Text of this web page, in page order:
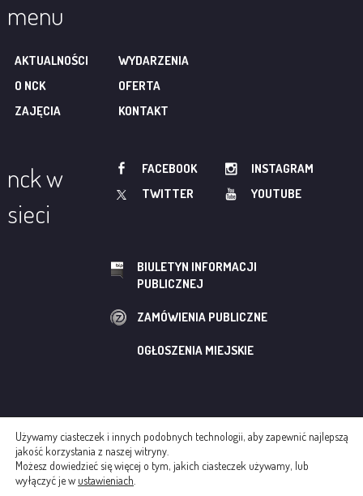
menu
AKTUALNOŚCI
WYDARZENIA
O NCK
OFERTA
ZAJĘCIA
KONTAKT
nck w
sieci
FACEBOOK
INSTAGRAM
TWITTER
YOUTUBE
BIULETYN INFORMACJI
PUBLICZNEJ
ZAMÓWIENIA PUBLICZNE
OGŁOSZENIA MIEJSKIE
© NOWOHUCKIE CENTRUM KULTURY
REGULAMINY
Używamy ciasteczek i innych podobnych technologii, aby zapewnić najlepszą
jakość korzystania z naszej witryny.
Możesz dowiedzieć się więcej o tym, jakich ciasteczek używamy, lub
wyłączyć je w ustawieniach